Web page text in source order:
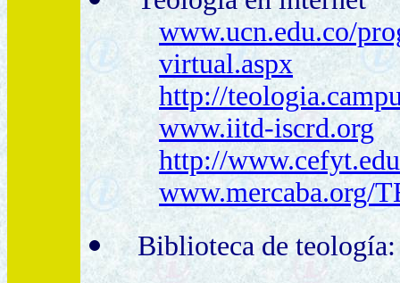
www.ucn.edu.co/
virtual.aspx
http://
www.iitd-iscrd.org
http://
www.mercaba.org/
Biblioteca de